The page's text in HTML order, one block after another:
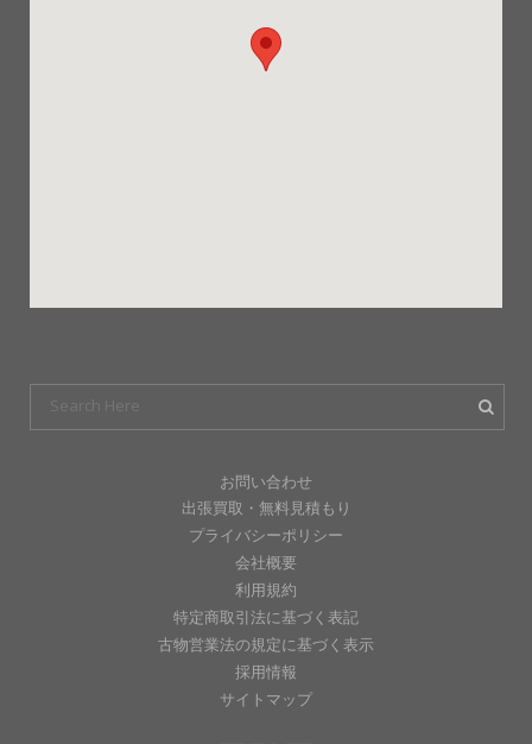
お問い合わせ
出張買取・無料見積もり
プライバシーポリシー
会社概要
利用規約
特定商取引法に基づく表記
古物営業法の規定に基づく表示
採用情報
サイトマップ